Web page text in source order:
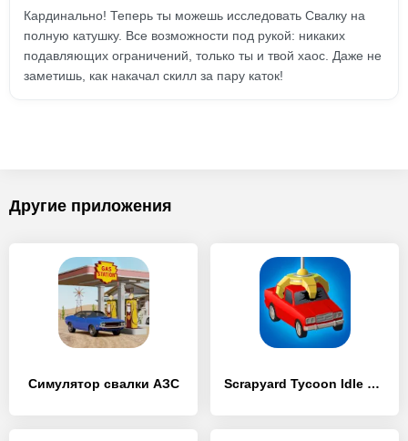
Кардинально! Теперь ты можешь исследовать Свалку на
полную катушку. Все возможности под рукой: никаких
подавляющих ограничений, только ты и твой хаос. Даже не
заметишь, как накачал скилл за пару каток!
Другие приложения
Симулятор свалки АЗС Scrapyard Tycoon Idle Game